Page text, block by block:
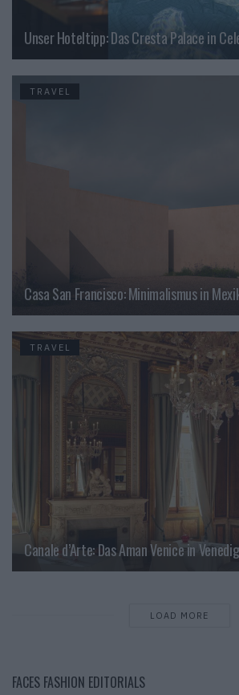
Unser Hoteltipp: Das Cresta Palace in
TRAVEL
Casa San Francisco: Minimalismus in
TRAVEL
Canale d’Arte: Das Aman Venice in Venedig
LOAD MORE
FACES FASHION EDITORIALS